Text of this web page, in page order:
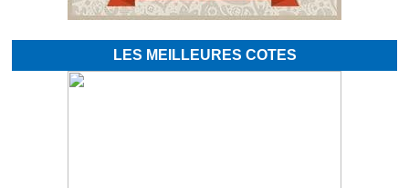
LES MEILLEURES COTES